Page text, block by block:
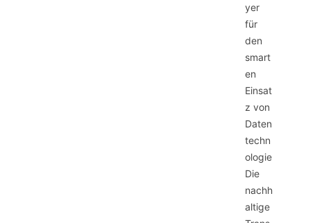
yer
für
den
smart
en
Einsat
z von
Daten
techn
ologie
Die
nachh
altige